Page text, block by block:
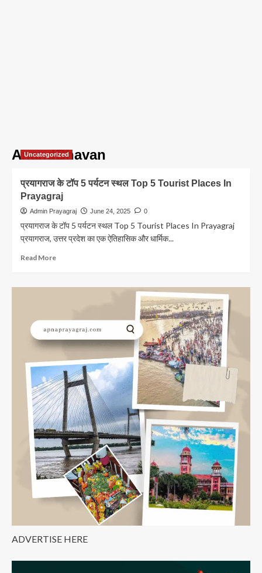
AnandBhavan
Uncategorized
प्रयागराज के टॉप 5 पर्यटन स्थल Top 5 Tourist Places In
Prayagraj
Admin Prayagraj June 24, 2025 0
प्रयागराज के टॉप 5 पर्यटन स्थल Top 5 Tourist Places In Prayagraj
प्रयागराज, उत्तर प्रदेश का एक ऐतिहासिक और धार्मिक...
Read MoreRead
प्रयागराज
5
पर्यटन
स्थल
5
Tourist
Places
In
Prayagraj
ADVERTISE HERE